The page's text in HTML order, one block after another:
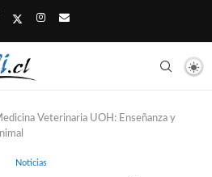
Veterinaria UOH: Enseñanza y
Noticias